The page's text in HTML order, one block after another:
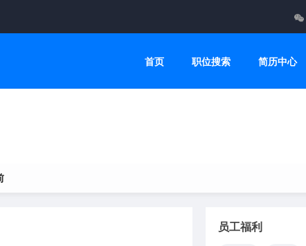
首页 职位搜索 简历中心
员工福利